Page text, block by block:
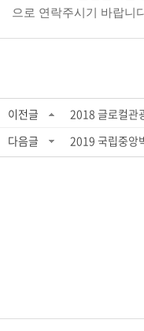
으로 연락주시기 바랍니
이전글
2018 글로컬관
다음글
2019 국립중앙